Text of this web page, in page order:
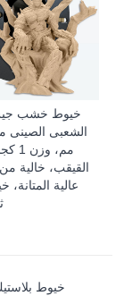
خيوط خشب
مم،
القيقب، خالية
عالية
خيوط بلاستيك 1.75